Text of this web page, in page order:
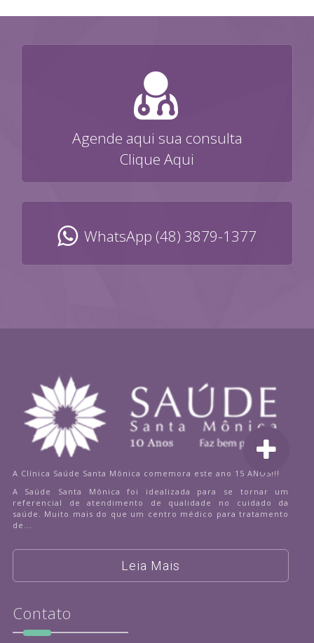
Agende aqui sua consulta
Clique Aqui
WhatsApp (48) 3879-1377
A Clínica Saúde Santa Mônica comemora este ano 15 ANOS!!!
A Saúde Santa Mônica foi idealizada para se tornar um
referencial de atendimento de qualidade no cuidado da
saúde. Muito mais do que um centro médico para tratamento
de...
Leia Mais
Contato